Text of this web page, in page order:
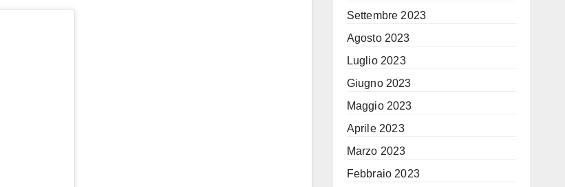
Settembre 2023
Agosto 2023
Luglio 2023
Giugno 2023
Maggio 2023
Aprile 2023
Marzo 2023
Febbraio 2023